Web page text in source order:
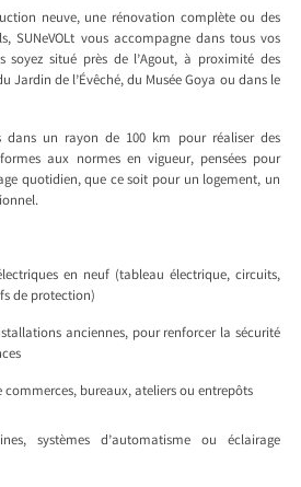
neuve, une rénovation complète ou des
SUNeVOLt vous accompagne dans tous vos
soyez situé près de l’Agout, à proximité des
Jardin de l’Évêché, du Musée Goya ou dans le
dans un rayon de 100 km pour réaliser des
aux normes en vigueur, pensées pour
quotidien, que ce soit pour un logement, un
en neuf (tableau électrique, circuits,
de protection)
anciennes, pour renforcer la sécurité
commerces, bureaux, ateliers ou entrepôts
systèmes d’automatisme ou éclairage